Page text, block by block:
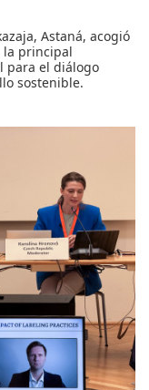
Astaná, acogió
la principal
para el diálogo
sostenible.